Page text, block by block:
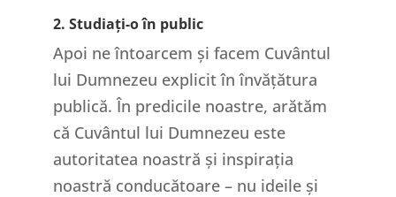
2. Studiați-o în public
Apoi ne întoarcem și facem Cuvântul
lui Dumnezeu explicit în învățătura
publică. În predicile noastre, arătăm
că Cuvântul lui Dumnezeu este
autoritatea noastră și inspirația
noastră conducătoare – nu ideile și